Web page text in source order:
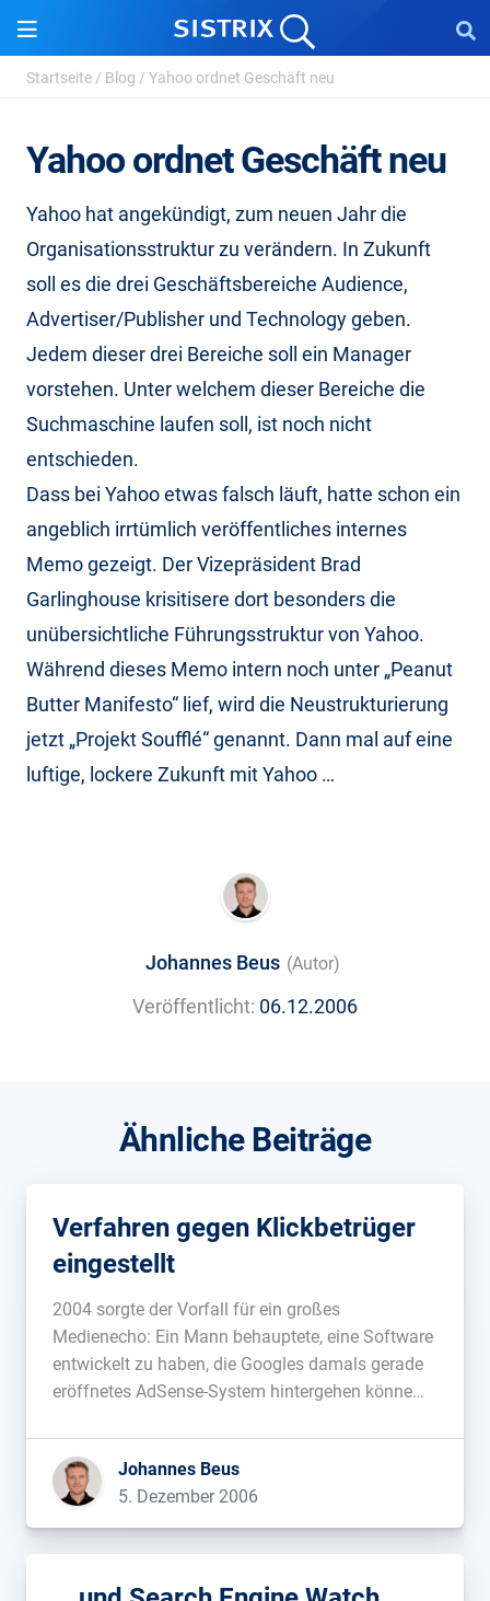
Startseite / Blog / Yahoo ordnet Geschäft neu
Yahoo ordnet Geschäft neu
Yahoo hat angekündigt, zum neuen Jahr die
Organisationsstruktur zu verändern. In Zukunft
soll es die drei Geschäftsbereiche Audience,
Advertiser/Publisher und Technology geben.
Jedem dieser drei Bereiche soll ein Manager
vorstehen. Unter welchem dieser Bereiche die
Suchmaschine laufen soll, ist noch nicht
entschieden.
Dass bei Yahoo etwas falsch läuft, hatte schon ein
angeblich irrtümlich veröffentliches internes
Memo gezeigt. Der Vizepräsident Brad
Garlinghouse krisitisere dort besonders die
unübersichtliche Führungsstruktur von Yahoo.
Während dieses Memo intern noch unter „Peanut
Butter Manifesto“ lief, wird die Neustrukturierung
jetzt „Projekt Soufflé“ genannt. Dann mal auf eine
luftige, lockere Zukunft mit Yahoo …
Johannes Beus (Autor)
Veröffentlicht: 06.12.2006
Ähnliche Beiträge
Verfahren gegen Klickbetrüger
eingestellt
2004 sorgte der Vorfall für ein großes
Medienecho: Ein Mann behauptete, eine Software
entwickelt zu haben, die Googles damals gerade
eröffnetes AdSense-System hintergehen könne
von Google erkannt werden. Er gab an, Testseiten
betreiben, die Einnahmen von jeweils über 3.000
US-Dollar erzielten. Mit diesen […]...
Johannes Beus
5. Dezember 2006